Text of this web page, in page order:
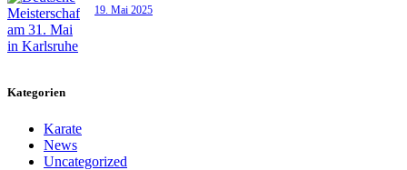
19. Mai 2025
Kategorien
Karate
News
Uncategorized